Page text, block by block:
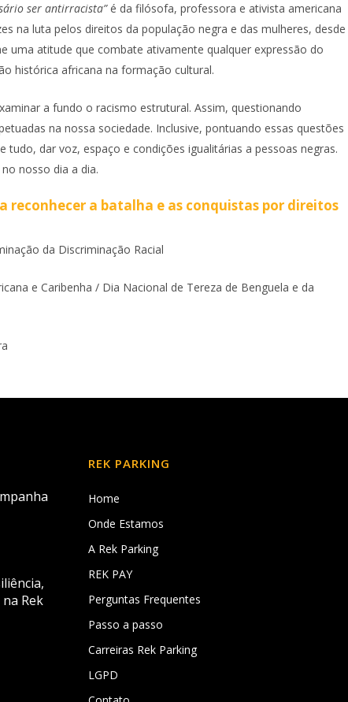
ser antirracista”é da filósofa, professora e ativista americana
na luta pelos direitos da população negra e das mulheres, desde
uma atitude que combate ativamente qualquer expressão do
histórica africana na formação cultural.
a fundo o racismo estrutural. Assim, questionando
na nossa sociedade. Inclusive, pontuando essas questões
tudo, dar voz, espaço e condições igualitárias a pessoas negras.
nosso dia a dia.
reconhecer a batalha e as conquistas por direitos
da Discriminação Racial
e Caribenha / Dia Nacional de Tereza de Benguela e da
Rek
REK PARKING
Home
Onde Estamos
A Rek Parking
REK PAY
Perguntas Frequentes
Passo a passo
Carreiras Rek Parking
LGPD